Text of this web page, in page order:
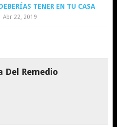
TENER EN TU CASA
Abr 22, 2019
Del Remedio